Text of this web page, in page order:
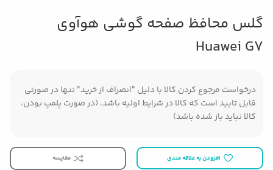
گلس محافظ صفحه گوشی هوآوی
Huawei G7
درخواست مرجوع کردن کالا با دلیل "انصراف از خرید" تنها در صورتی
قابل تایید است که کالا در شرایط اولیه باشد. (در صورت پلمپ بودن،
کالا نباید باز شده باشد)
افزودن به علاقه مندی مقایسه